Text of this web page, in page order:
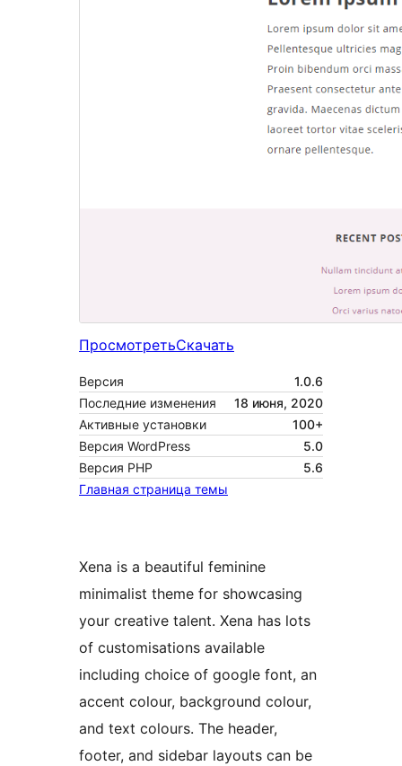
ПросмотретьСкачать
Версия
1.0.6
Последние изменения
18 июня, 2020
Активные установки
100+
Версия WordPress
5.0
Версия PHP
5.6
Главная страница темы
Xena is a beautiful feminine
minimalist theme for showcasing
your creative talent. Xena has lots
of customisations available
including choice of google font, an
accent colour, background colour,
and text colours. The header,
footer, and sidebar layouts can be